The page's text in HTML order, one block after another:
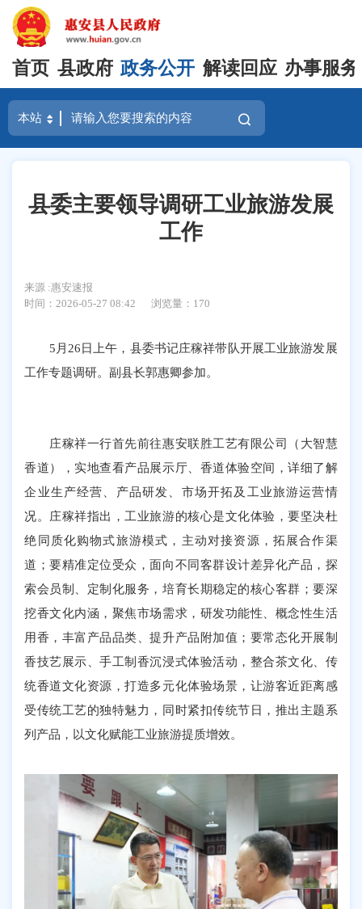
首页 县政府 政务公开 解读回应 办事服务
县委主要领导调研工业旅游发展
工作
来源 :惠安速报
时间：2026-05-27 08:42
浏览量： 170
5月26日上午，县委书记庄稼祥带队开展工业旅游发展
工作专题调研。副县长郭惠卿参加。
庄稼祥一行首先前往惠安联胜工艺有限公司（大智慧
香道），实地查看产品展示厅、香道体验空间，详细了解
企业生产经营、产品研发、市场开拓及工业旅游运营情
况。庄稼祥指出，工业旅游的核心是文化体验，要坚决杜
绝同质化购物式旅游模式，主动对接资源，拓展合作渠
道；要精准定位受众，面向不同客群设计差异化产品，探
索会员制、定制化服务，培育长期稳定的核心客群；要深
挖香文化内涵，聚焦市场需求，研发功能性、概念性生活
用香，丰富产品品类、提升产品附加值；要常态化开展制
香技艺展示、手工制香沉浸式体验活动，整合茶文化、传
统香道文化资源，打造多元化体验场景，让游客近距离感
受传统工艺的独特魅力，同时紧扣传统节日，推出主题系
列产品，以文化赋能工业旅游提质增效。